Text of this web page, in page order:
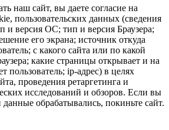
наш сайт, вы даете согласие на
пользовательских данных (сведения
и версия ОС; тип и версия Браузера;
его экрана; источник откуда
с какого сайта или по какой
какие страницы открывает и на
пользователь; ip-адрес) в целях
проведения ретаргетинга и
исследований и обзоров. Если вы
обрабатывались, покиньте сайт.